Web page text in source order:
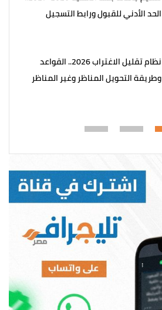
الحد الأدني للقبول ورابط التسجيل
نظام تقليل الاغتراب 2026.. القواعد
وطريقة التحويل المناظر وغير المناظر